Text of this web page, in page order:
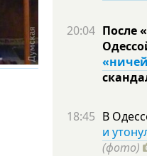
20:04 После
18:45 В
и
(фото)